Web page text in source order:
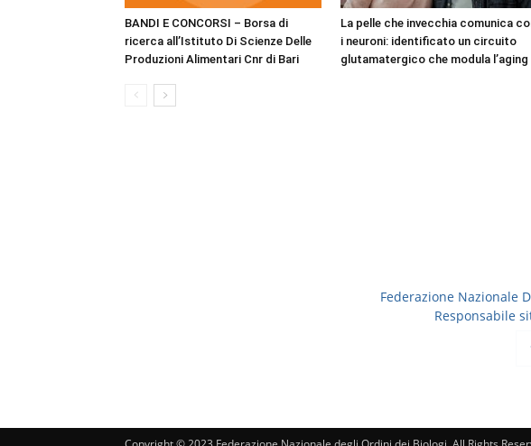
BANDI E CONCORSI – Borsa di
ricerca all’Istituto Di Scienze Delle
Produzioni Alimentari Cnr di Bari
La pelle che invecchia comunica
i neuroni: identificato un circuito
glutamatergico che modula l’aging
Federazione Nazionale
Responsabile